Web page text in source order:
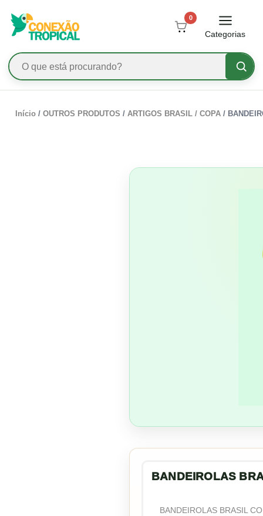
0
Categorias
Início / OUTROS PRODUTOS / ARTIGOS BRASIL / COPA /
BANDEIROLAS
BANDEIROLAS BRASIL